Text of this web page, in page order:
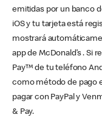
emitidas por un banco
iOS y tu tarjeta está
mostrará
app de McDonald’s . Si
Pay™ de tu teléfono
como método de pago
pagar con PayPal y
& Pay.